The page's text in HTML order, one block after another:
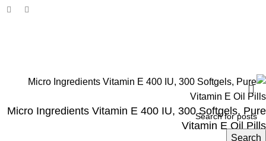
Search
Micro Ingredients Vitamin E 400 IU, 300 Softgels, Pure
Vitamin E Oil Pills